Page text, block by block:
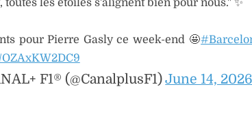
toutes les étoiles s'alignent bien pour nous." ✨
pour Pierre Gasly ce week-end 🤩
F1® (@CanalplusF1)June 14, 2026